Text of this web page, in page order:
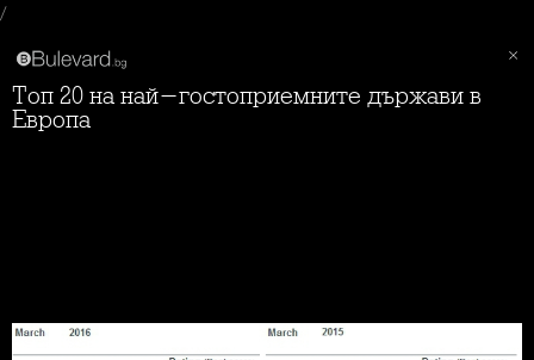
/
Топ 20 на най-гостоприемните държави в
Европа